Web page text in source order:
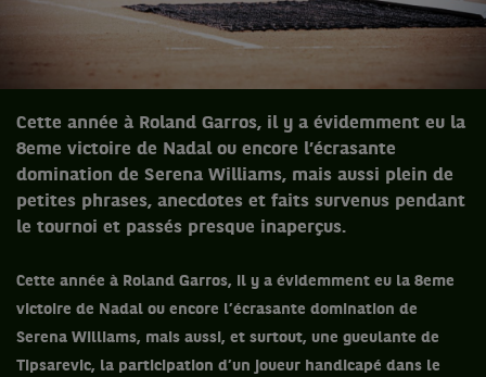
Cette année à Roland Garros, il y a évidemment eu la
8eme victoire de Nadal ou encore l’écrasante
domination de Serena Williams, mais aussi plein de
petites phrases, anecdotes et faits survenus pendant
le tournoi et passés presque inaperçus.
Cette année à Roland Garros, il y a évidemment eu la 8eme
victoire de Nadal ou encore l’écrasante domination de
Serena Williams, mais aussi, et surtout, une gueulante de
Tipsarevic, la participation d’un joueur handicapé dans le